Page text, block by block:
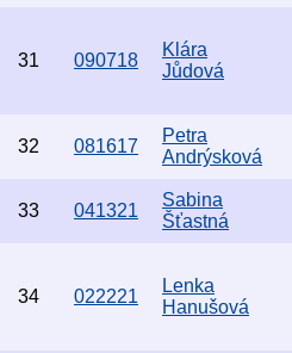
31 090718
Klára
Jůdová
32 081617
Petra
Andrýsková
33 041321
Sabina
Šťastná
34 022221
Lenka
Hanušová